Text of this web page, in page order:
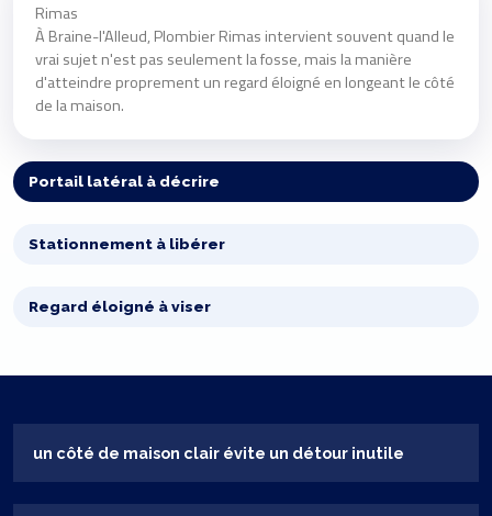
À Braine-l'Alleud, Plombier Rimas intervient souvent quand le
vrai sujet n'est pas seulement la fosse, mais la manière
d'atteindre proprement un regard éloigné en longeant le côté
de la maison.
Portail latéral à décrire
Stationnement à libérer
Regard éloigné à viser
un côté de maison clair évite un détour inutile